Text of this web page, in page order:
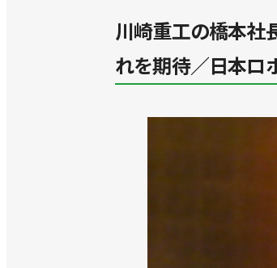
川崎重工の橋本社
れを期待／日本ロ